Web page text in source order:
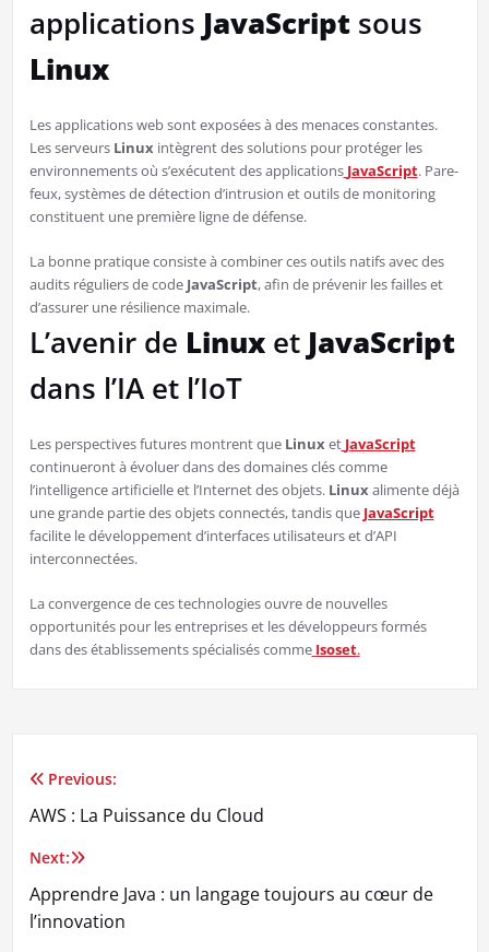
applications JavaScriptsous
Linux
Les applications web sont exposées à des menaces constantes.
Les serveurs Linux intègrent des solutions pour protéger les
environnements où s’exécutent des applications JavaScript. Pare-
feux, systèmes de détection d’intrusion et outils de monitoring
constituent une première ligne de défense.
La bonne pratique consiste à combiner ces outils natifs avec des
audits réguliers de code JavaScript, afin de prévenir les failles et
d’assurer une résilience maximale.
L’avenir de Linuxet JavaScript
dans l’IA et l’IoT
Les perspectives futures montrent que Linux et JavaScript
continueront à évoluer dans des domaines clés comme
l’intelligence artificielle et l’Internet des objets. Linux alimente déjà
une grande partie des objets connectés, tandis que JavaScript
facilite le développement d’interfaces utilisateurs et d’API
interconnectées.
La convergence de ces technologies ouvre de nouvelles
opportunités pour les entreprises et les développeurs formés
dans des établissements spécialisés comme Isoset.
Post
navigation
Previous:
AWS : La Puissance du Cloud
Next:
Apprendre Java : un langage toujours au cœur de
l’innovation